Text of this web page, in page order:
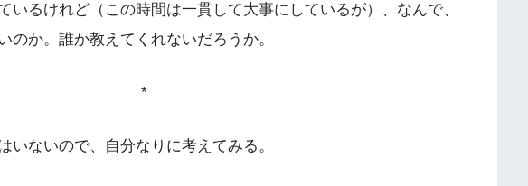
いるけれど（この時間は一貫して大事にしているが）、なんで、
のか。誰か教えてくれないだろうか。
*
いないので、自分なりに考えてみる。